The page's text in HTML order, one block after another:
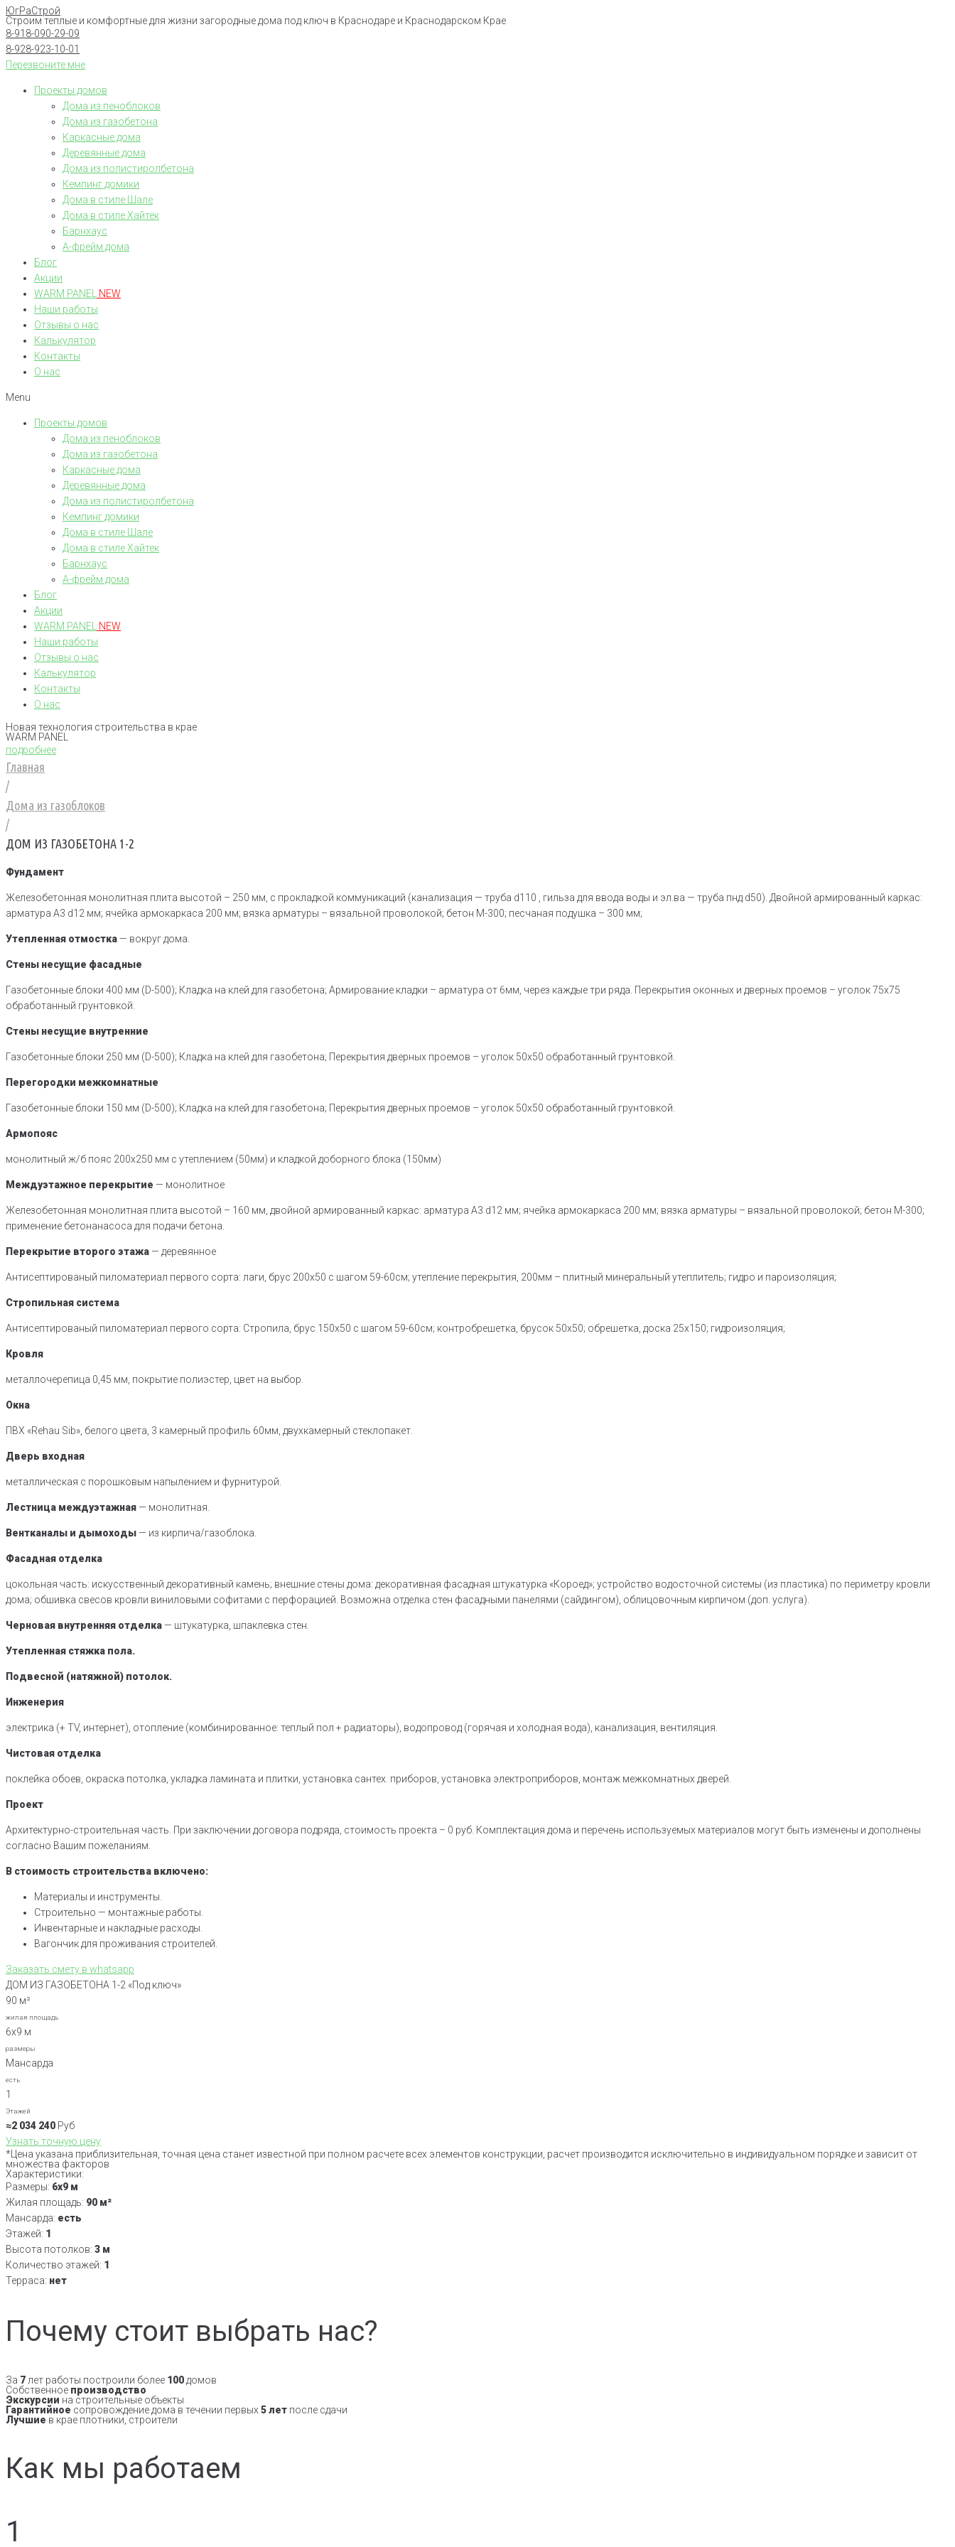
Перейти
к
контенту
ЮгРаСтрой
Строим теплые и комфортные для жизни загородные дома под ключ в Краснодаре и Краснодарском Крае
8-918-090-29-09
8-928-923-10-01
Перезвоните мне
Проекты домов
Дома из пеноблоков
Дома из газобетона
Каркасные дома
Деревянные дома
Дома из полистиролбетона
Кемпинг домики
Дома в стиле Шале
Дома в стиле Хайтек
Барнхаус
А-фрейм дома
Блог
Акции
WARM PANEL
NEW
Наши работы
Отзывы о нас
Калькулятор
Контакты
О нас
Menu
Проекты домов
Дома из пеноблоков
Дома из газобетона
Каркасные дома
Деревянные дома
Дома из полистиролбетона
Кемпинг домики
Дома в стиле Шале
Дома в стиле Хайтек
Барнхаус
А-фрейм дома
Блог
Акции
WARM PANEL
NEW
Наши работы
Отзывы о нас
Калькулятор
Контакты
О нас
Новая технология строительства в крае
WARM PANEL
подробнее
Главная
/
Дома из газоблоков
/
ДОМ ИЗ ГАЗОБЕТОНА 1-2
Фундамент
Железобетонная монолитная плита высотой – 250 мм, с прокладкой коммуникаций (канализация — труба d110 , гильза для ввода воды и эл.ва — труба пнд d50). Двойной армированный каркас:
арматура A3 d12 мм; ячейка армокаркаса 200 мм; вязка арматуры – вязальной проволокой; бетон М-300; песчаная подушка – 300 мм;
Утепленная отмостка — вокруг дома.
Стены несущие фасадные
Газобетонные блоки 400 мм (D-500); Кладка на клей для газобетона; Армирование кладки – арматура от 6мм, через каждые три ряда. Перекрытия оконных и дверных проемов – уголок 75х75
обработанный грунтовкой.
Стены несущие внутренние
Газобетонные блоки 250 мм (D-500); Кладка на клей для газобетона; Перекрытия дверных проемов – уголок 50х50 обработанный грунтовкой.
Перегородки межкомнатные
Газобетонные блоки 150 мм (D-500); Кладка на клей для газобетона; Перекрытия дверных проемов – уголок 50х50 обработанный грунтовкой.
Армопояс
монолитный ж/б пояс 200х250 мм с утеплением (50мм) и кладкой доборного блока (150мм)
Междуэтажное перекрытие — монолитное
Железобетонная монолитная плита высотой – 160 мм, двойной армированный каркас: арматура A3 d12 мм; ячейка армокаркаса 200 мм; вязка арматуры – вязальной проволокой; бетон М-300;
применение бетонанасоса для подачи бетона.
Перекрытие второго этажа — деревянное
Антисептированый пиломатериал первого сорта: лаги, брус 200х50 с шагом 59-60см; утепление перекрытия, 200мм – плитный минеральный утеплитель; гидро и пароизоляция;
Стропильная система
Антисептированый пиломатериал первого сорта: Стропила, брус 150х50 с шагом 59-60см; контробрешетка, брусок 50х50; обрешетка, доска 25х150; гидроизоляция;
Кровля
металлочерепица 0,45 мм, покрытие полиэстер, цвет на выбор.
Окна
ПВХ «Rehau Sib», белого цвета, 3 камерный профиль 60мм, двухкамерный стеклопакет.
Дверь входная
металлическая с порошковым напылением и фурнитурой.
Лестница междуэтажная — монолитная.
Вентканалы и дымоходы — из кирпича/газоблока.
Фасадная отделка
цокольная часть: искусственный декоративный камень; внешние стены дома: декоративная фасадная штукатурка «Короед»; устройство водосточной системы (из пластика) по периметру кровли
дома; обшивка свесов кровли виниловыми софитами с перфорацией. Возможна отделка стен фасадными панелями (сайдингом), облицовочным кирпичом (доп. услуга).
Черновая внутренняя отделка — штукатурка, шпаклевка стен.
Утепленная стяжка пола.
Подвесной (натяжной) потолок.
Инженерия
электрика (+ TV, интернет), отопление (комбинированное: теплый пол + радиаторы), водопровод (горячая и холодная вода), канализация, вентиляция.
Чистовая отделка
поклейка обоев, окраска потолка, укладка ламината и плитки, установка сантех. приборов, установка электроприборов, монтаж межкомнатных дверей.
Проект
Архитектурно-строительная часть. При заключении договора подряда, стоимость проекта – 0 руб. Комплектация дома и перечень используемых материалов могут быть изменены и дополнены
согласно Вашим пожеланиям.
В стоимость строительства включено:
Материалы и инструменты.
Cтроительно — монтажные работы.
Инвентарные и накладные расходы.
Вагончик для проживания строителей.
Заказать смету в whatsapp
ДОМ ИЗ ГАЗОБЕТОНА 1-2 «Под ключ»
90 м²
жилая площадь
6х9 м
размеры
Мансарда
есть
1
Этажей
≈2 034 240 Руб
Узнать точную цену
*Цена указана приблизительная, точная цена станет известной при полном расчете всех элементов конструкции, расчет производится исключительно в индивидуальном порядке и зависит от
множества факторов
Характеристики:
Размеры: 6х9 м
Жилая площадь: 90 м²
Мансарда: есть
Этажей: 1
Высота потолков: 3 м
Количество этажей: 1
Терраса: нет
Почему стоит выбрать нас?
За 7лет работы построили более 100домов
Собственное производство
Экскурсии на строительные объекты
Гарантийное сопровождение дома в течении первых5 лет после сдачи
Лучшие в крае плотники, строители
Как мы работаем
1